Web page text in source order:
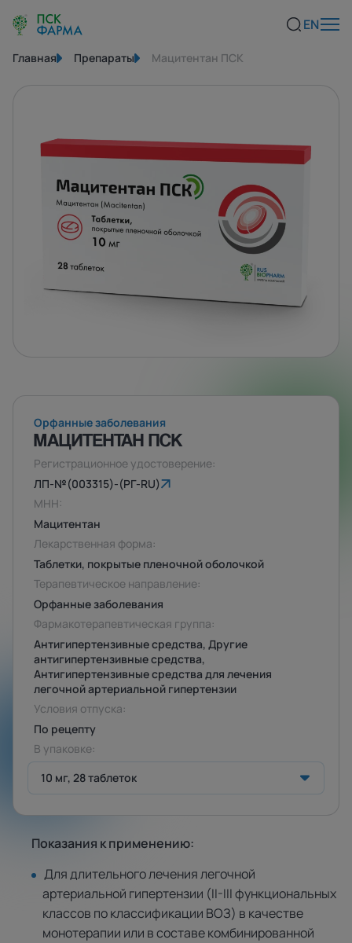
EN
Главная Препараты Мацитентан ПСК
Орфанные заболевания
МАЦИТЕНТАН ПСК
Регистрационное удостоверение:
ЛП-№(003315)-(РГ-RU)
МНН:
Мацитентан
Лекарственная форма:
Таблетки, покрытые пленочной оболочкой
Терапевтическое направление:
Орфанные заболевания
Фармакотерапевтическая группа:
Антигипертензивные средства, Другие
антигипертензивные средства,
Антигипертензивные средства для лечения
легочной артериальной гипертензии
Условия отпуска:
По рецепту
В упаковке:
10 мг, 28 таблеток
Показания к применению:
Для длительного лечения легочной
артериальной гипертензии (II-III функциональных
классов по классификации ВОЗ) в качестве
монотерапии или в составе комбинированной